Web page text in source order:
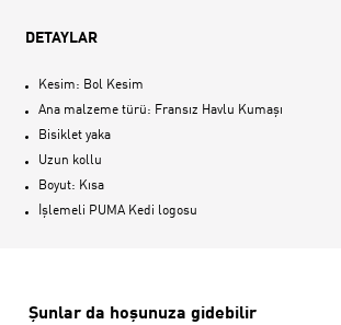
DETAYLAR
Kesim: Bol Kesim
Ana malzeme türü: Fransız Havlu Kumaşı
Bisiklet yaka
Uzun kollu
Boyut: Kısa
İşlemeli PUMA Kedi logosu
Şunlar da hoşunuza gidebilir